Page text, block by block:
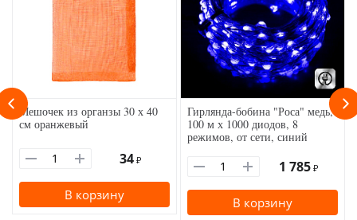
Мешочек из органзы 30 х 40
см оранжевый
34 ₽
В корзину
Гирлянда-бобина "Роса" медь,
100 м х 1000 диодов, 8
режимов, от сети, синий
1 785 ₽
В корзину